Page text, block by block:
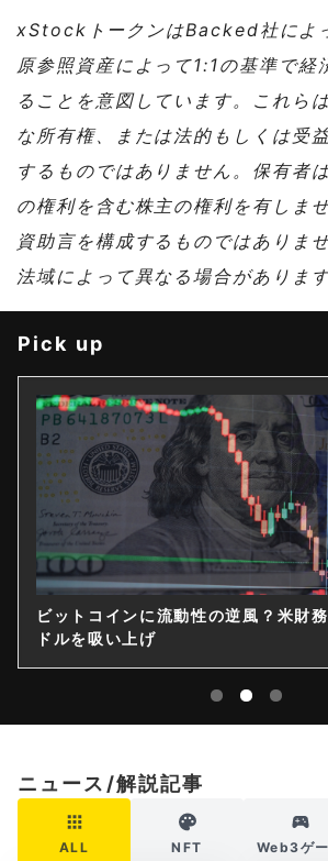
xStockトークンはBacked社によ
原参照資産によって1:1の基準で経
ることを意図しています。これら
な所有権、または法的もしくは受
するものではありません。保有者
の権利を含む株主の権利を有しま
資助言を構成するものではありま
法域によって異なる場合があります
Pick up
ビットコインに流動性の逆風？米財
ドルを吸い上げ
ニュース/解説記事
ALL NFT Web3ゲ